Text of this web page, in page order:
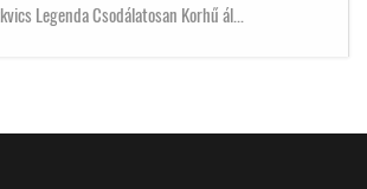
Legenda Csodálatosan Korhű ál...